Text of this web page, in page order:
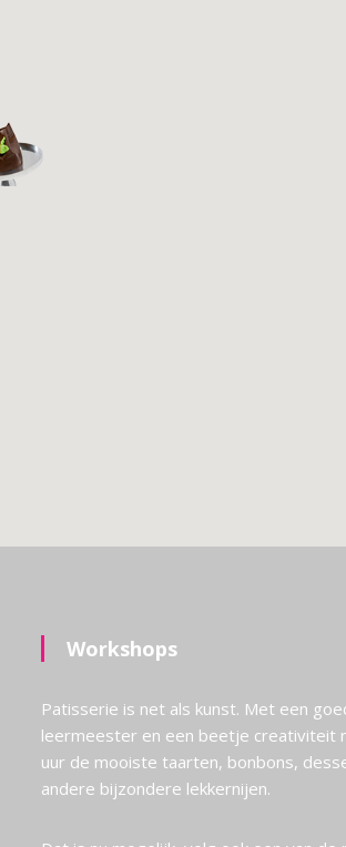
Workshops
Patisserie is net als kunst. Met een
leermeester en een beetje creativiteit
uur de mooiste taarten, bonbons,
andere bijzondere lekkernijen.